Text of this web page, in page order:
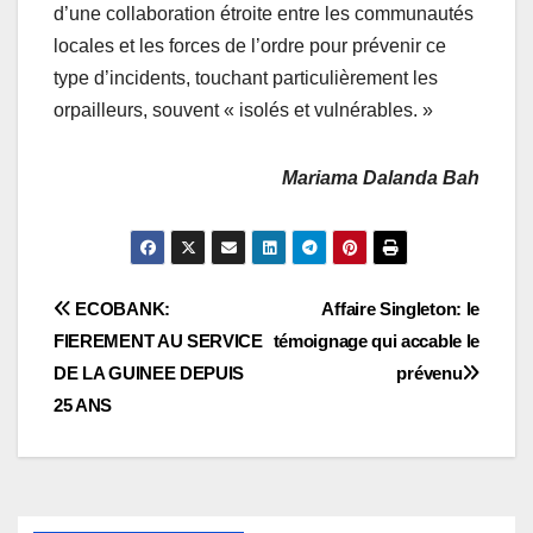
d’une collaboration étroite entre les communautés
locales et les forces de l’ordre pour prévenir ce
type d’incidents, touchant particulièrement les
orpailleurs, souvent « isolés et vulnérables. »
Mariama Dalanda Bah
Navigation
de
l’article
Affaire Singleton: le
témoignage qui accable le
prévenu
ECOBANK:
FIEREMENT AU SERVICE
DE LA GUINEE DEPUIS
25 ANS